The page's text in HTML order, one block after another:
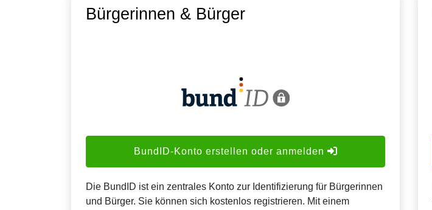
Bürgerinnen & Bürger
BundID-Konto erstellen oder anmelden
Die BundID ist ein zentrales Konto zur Identifizierung für Bürgerinnen
und Bürger. Sie können sich kostenlos registrieren. Mit einem